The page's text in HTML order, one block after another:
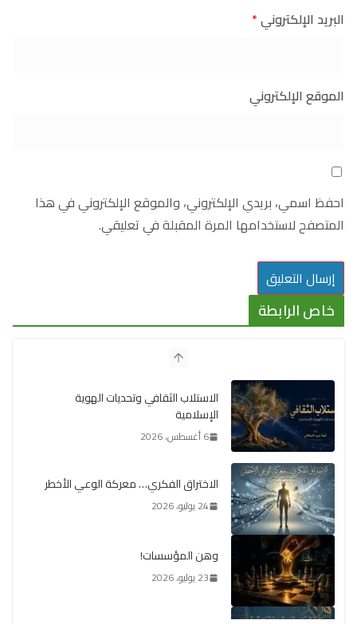
البريد الإلكتروني*
الموقع الإلكتروني
احفظ اسمي، بريدي الإلكتروني، والموقع الإلكتروني في هذا
المتصفح لاستخدامها المرة المقبلة في تعليقي.
خاص الرابطة
الاستلاب الثقافي وتحديات الهوية
الإسلامية
6 أغسطس، 2026
الاختراق الفكري… معركة الوعي الأخطر
24 يوليو، 2026
وهن المؤسسات!
23 يوليو، 2026